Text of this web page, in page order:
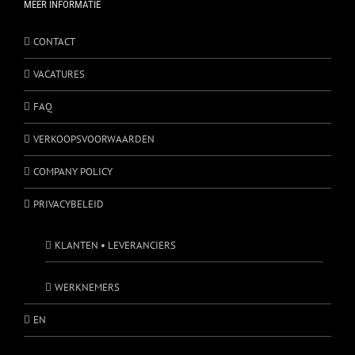
MEER INFORMATIE
CONTACT
VACATURES
FAQ
VERKOOPSVOORWAARDEN
COMPANY POLICY
PRIVACYBELEID
KLANTEN • LEVERANCIERS
WERKNEMERS
EN